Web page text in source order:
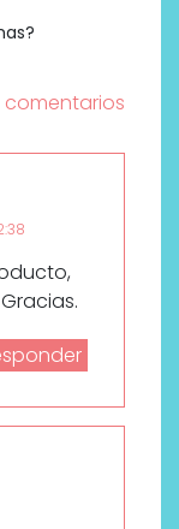
comentarios